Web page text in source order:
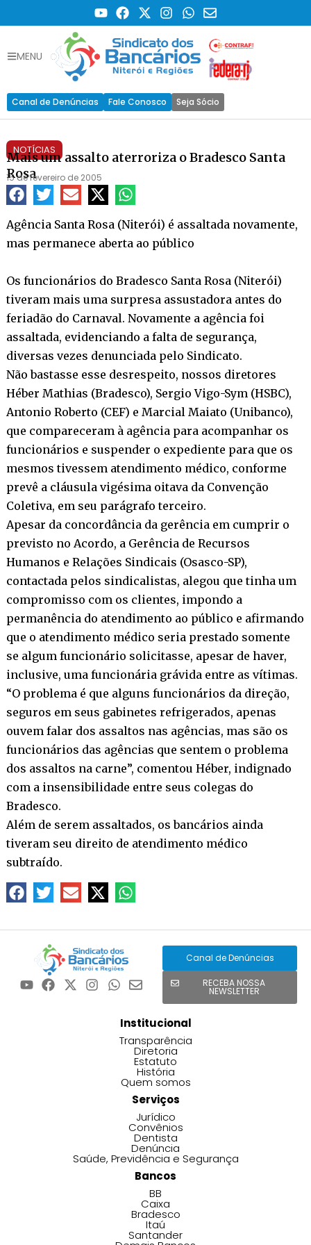
MENU
Canal de Denúncias Fale Conosco Seja Sócio
NOTÍCIAS
Mais um assalto aterroriza o Bradesco Santa
Rosa
15 de fevereiro de 2005
Agência Santa Rosa (Niterói) é assaltada novamente,
mas permanece aberta ao público
Os funcionários do Bradesco Santa Rosa (Niterói)
tiveram mais uma surpresa assustadora antes do
feriadão do Carnaval. Novamente a agência foi
assaltada, evidenciando a falta de segurança,
diversas vezes denunciada pelo Sindicato.
Não bastasse esse desrespeito, nossos diretores
Héber Mathias (Bradesco), Sergio Vigo-Sym (HSBC),
Antonio Roberto (CEF) e Marcial Maiato (Unibanco),
que compareceram à agência para acompanhar os
funcionários e suspender o expediente para que os
mesmos tivessem atendimento médico, conforme
prevê a cláusula vigésima oitava da Convenção
Coletiva, em seu parágrafo terceiro.
Apesar da concordância da gerência em cumprir o
previsto no Acordo, a Gerência de Recursos
Humanos e Relações Sindicais (Osasco-SP),
contactada pelos sindicalistas, alegou que tinha um
compromisso com os clientes, impondo a
permanência do atendimento ao público e afirmando
que o atendimento médico seria prestado somente
se algum funcionário solicitasse, apesar de haver,
inclusive, uma funcionária grávida entre as vítimas.
“O problema é que alguns funcionários da direção,
seguros em seus gabinetes refrigerados, apenas
ouvem falar dos assaltos nas agências, mas são os
funcionários das agências que sentem o problema
dos assaltos na carne”, comentou Héber, indignado
com a insensibilidade entre seus colegas do
Bradesco.
Além de serem assaltados, os bancários ainda
tiveram seu direito de atendimento médico
subtraído.
Canal de Denúncias
RECEBA NOSSA
NEWSLETTER
Institucional
Transparência
Diretoria
Estatuto
História
Quem somos
Serviços
Jurídico
Convênios
Dentista
Denúncia
Saúde, Previdência e Segurança
Bancos
BB
Caixa
Bradesco
Itaú
Santander